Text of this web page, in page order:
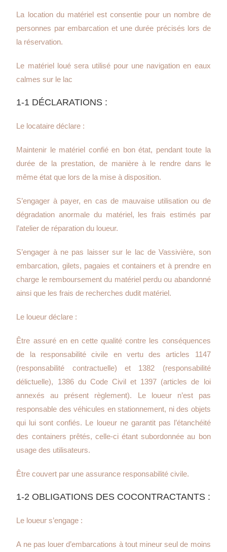
La location du matériel est consentie pour un nombre de
personnes par embarcation et une durée précisés lors de
la réservation.
Le matériel loué sera utilisé pour une navigation en eaux
calmes sur le lac
1-1 DÉCLARATIONS :
Le locataire déclare :
Maintenir le matériel confié en bon état, pendant toute la
durée de la prestation, de manière à le rendre dans le
même état que lors de la mise à disposition.
S’engager à payer, en cas de mauvaise utilisation ou de
dégradation anormale du matériel, les frais estimés par
l’atelier de réparation du loueur.
S’engager à ne pas laisser sur le lac de Vassivière, son
embarcation, gilets, pagaies et containers et à prendre en
charge le remboursement du matériel perdu ou abandonné
ainsi que les frais de recherches dudit matériel.
Le loueur déclare :
Être assuré en en cette qualité contre les conséquences
de la responsabilité civile en vertu des articles 1147
(responsabilité contractuelle) et 1382 (responsabilité
délictuelle), 1386 du Code Civil et 1397 (articles de loi
annexés au présent règlement). Le loueur n’est pas
responsable des véhicules en stationnement, ni des objets
qui lui sont confiés. Le loueur ne garantit pas l’étanchéité
des containers prêtés, celle-ci étant subordonnée au bon
usage des utilisateurs.
Être couvert par une assurance responsabilité civile.
1-2 OBLIGATIONS DES COCONTRACTANTS :
Le loueur s’engage :
A ne pas louer d’embarcations à tout mineur seul de moins